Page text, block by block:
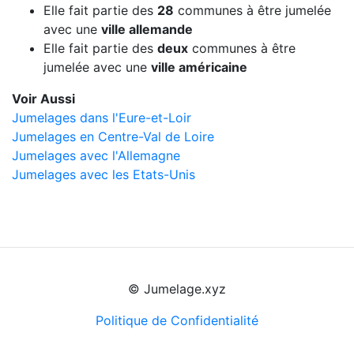
Elle fait partie des 28 communes à être jumelée
avec une ville allemande
Elle fait partie des deux communes à être
jumelée avec une ville américaine
Voir Aussi
Jumelages dans l'Eure-et-Loir
Jumelages en Centre-Val de Loire
Jumelages avec l'Allemagne
Jumelages avec les Etats-Unis
© Jumelage.xyz
Politique de Confidentialité